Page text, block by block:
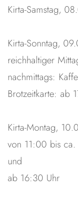
Kirta-Samstag,
Kirta-Sonntag,
reichhaltiger
nachmittags:
Brotzeitkarte: ab
Kirta-Montag,
von 11:00 bis
und
ab 16:30 Uhr